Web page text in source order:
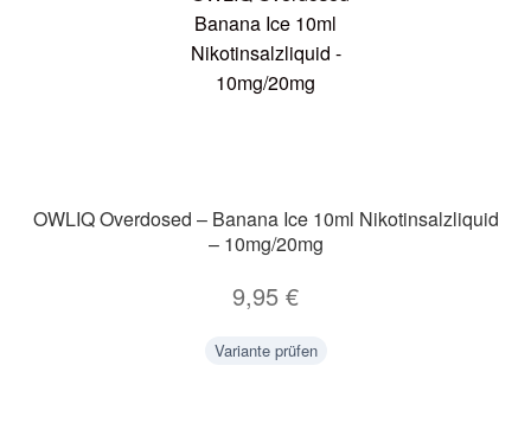
OWLIQ Overdosed – Banana Ice 10ml Nikotinsalzliquid
– 10mg/20mg
9,95 €
Variante prüfen